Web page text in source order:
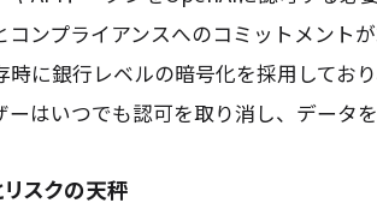
コンプライアンスへのコミットメント
時に銀行レベルの暗号化を採用してお
はいつでも認可を取り消し、データを
スクの天秤